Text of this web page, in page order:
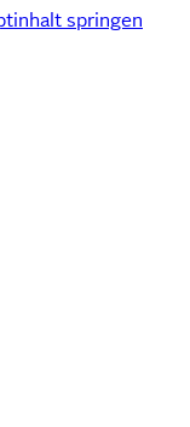
springen